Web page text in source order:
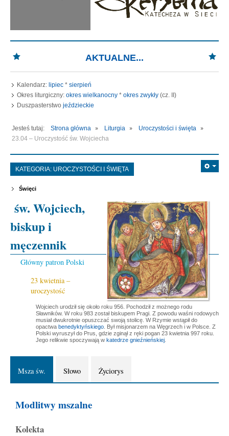
AKTUALNE...
Kalendarz: lipiec * sierpień
Okres liturgiczny: okres wielkanocny * okres zwykły (cz. II)
Duszpasterstwo jeździeckie
Jesteś tutaj: Strona główna Liturgia
Uroczystości i święta
23.04 – Uroczystość św. Wojciecha
KATEGORIA: UROCZYSTOŚCI I ŚWIĘTA
Święci
św. Wojciech,
biskup i
męczennik
Główny patron Polski
23 kwietnia –
uroczystość
Wojciech urodził się około roku 956. Pochodził z możnego rodu
Sławników. W roku 983 został biskupem Pragi. Z powodu waśni rodowych
musiał dwukrotnie opuszczać swoją stolicę. W Rzymie wstąpił do
opactwa benedyktyńskiego . Był misjonarzem na Węgrzech i w Polsce. Z
Polski wyruszył do Prus, gdzie zginął z ręki pogan 23 kwietnia 997 roku.
Jego relikwie spoczywają w katedrze gnieźnieńskiej
Msza św. Słowo Życiorys
Modlitwy mszalne
Kolekta